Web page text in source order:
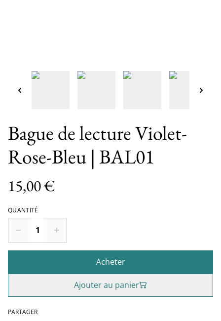
Bague de lecture Violet-
Rose-Bleu | BAL01
15,00 €
QUANTITÉ
Acheter
Ajouter au panier
PARTAGER